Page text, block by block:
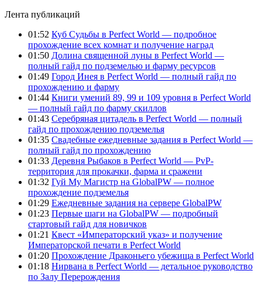
Лента публикаций
01:52 Куб Судьбы в Perfect World — подробное
прохождение всех комнат и получение наград
01:50 Долина священной луны в Perfect World —
полный гайд по подземелью и фарму ресурсов
01:49 Город Инея в Perfect World — полный гайд по
прохождению и фарму
01:44 Книги умений 89, 99 и 109 уровня в Perfect World
— полный гайд по фарму скиллов
01:43 Серебряная цитадель в Perfect World — полный
гайд по прохождению подземелья
01:35 Свадебные ежедневные задания в Perfect World —
полный гайд по прохождению
01:33 Деревня Рыбаков в Perfect World — PvP-
территория для прокачки, фарма и сражени
01:32 Гуй Му Магистр на GlobalPW — полное
прохождение подземелья
01:29 Ежедневные задания на сервере GlobalPW
01:23 Первые шаги на GlobalPW — подробный
стартовый гайд для новичков
01:21 Квест «Императорский указ» и получение
Императорской печати в Perfect World
01:20 Прохождение Драконьего убежища в Perfect World
01:18 Нирвана в Perfect World — детальное руководство
по Залу Перерождения